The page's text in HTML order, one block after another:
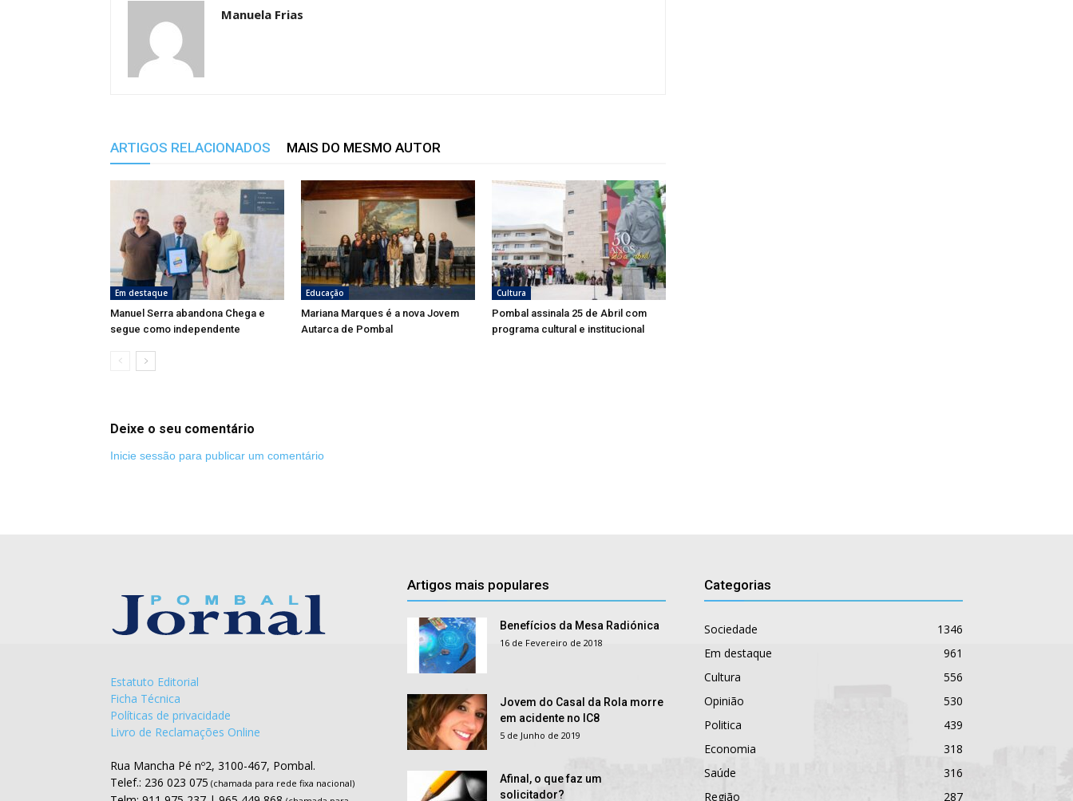
Manuela Frias
ARTIGOS RELACIONADOS MAIS DO MESMO AUTOR
Em destaque
Manuel Serra abandona Chega e
segue como independente
Educação
Mariana Marques é a nova Jovem
Autarca de Pombal
Cultura
Pombal assinala 25 de Abril com
programa cultural e institucional
Deixe o seu comentário
Inicie sessão para publicar um comentário
Estatuto Editorial
Ficha Técnica
Políticas de privacidade
Livro de Reclamações Online
Rua Mancha Pé nº2, 3100-467, Pombal.
Telef.: 236 023 075 (chamada para rede fixa nacional)
Artigos mais populares
Benefícios da Mesa Radiónica
16 de Fevereiro de 2018
Jovem do Casal da Rola morre
em acidente no IC8
5 de Junho de 2019
Afinal, o que faz um
solicitador?
Categorias
Sociedade
1346
Em destaque
961
Cultura
556
Opinião
530
Politica
439
Economia
318
Saúde
316
Região
287